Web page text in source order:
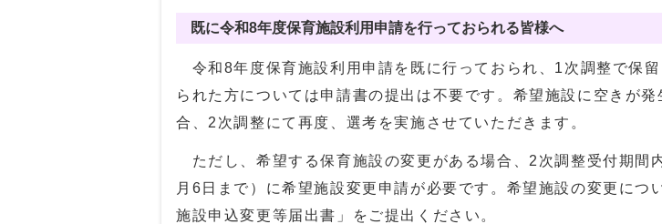
既に令和8年度保育施設利用申請を行っておられる皆様へ
令和8年度保育施設利用申請を既に行っておられ、1次調整で保
られた方については申請書の提出は不要です。希望施設に空きが発
合、2次調整にて再度、選考を実施させていただきます。
ただし、希望する保育施設の変更がある場合、2次調整受付期間
月6日まで）に希望施設変更申請が必要です。希望施設の変更につ
施設申込変更等届出書」をご提出ください。